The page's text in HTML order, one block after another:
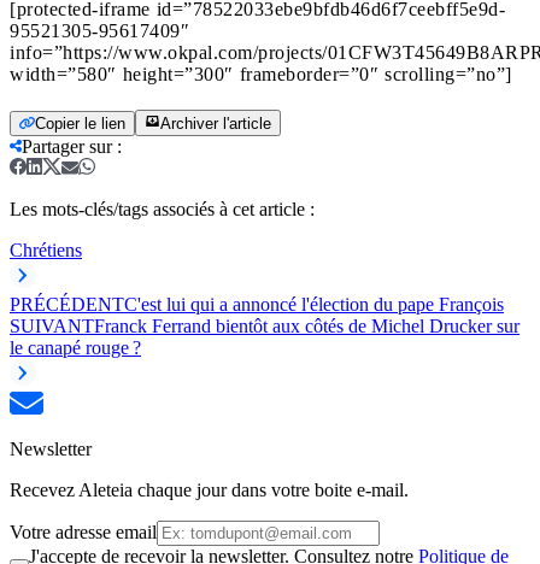
[protected-iframe id=”78522033ebe9bfdb46d6f7ceebff5e9d-
95521305-95617409″
info=”https://www.okpal.com/projects/
width=”580″ height=”300″ frameborder=”0″ scrolling=”no”]
Copier le lien Archiver l'article
Partager sur:
Les mots-clés/tags associés à cet article :
Chrétiens
PRÉCÉDENTC'est lui qui a annoncé l'élection du pape François
SUIVANTFranck Ferrand bientôt aux côtés de Michel Drucker sur
le canapé rouge ?
Newsletter
Recevez Aleteia chaque jour dans votre boite e-mail.
Votre adresse email
J'accepte de recevoir la newsletter. Consultez notre Politique de